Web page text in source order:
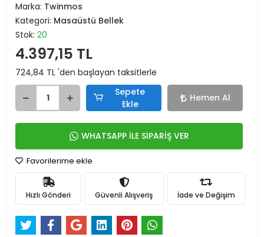
Marka: Twinmos
Kategori: Masaüstü Bellek
Stok: 20
4.397,15 TL
724,84 TL 'den başlayan taksitlerle
Sepete
Ekle
Hemen Al
WHATSAPP İLE SİPARİŞ VER
Favorilerime ekle
Hızlı Gönderi Güvenli Alışveriş İade ve Değişim